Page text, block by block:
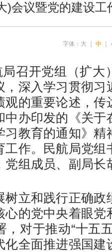
)会议暨党的建设工
字体： 大 中
开党组（扩大
，深入学习贯彻习
观的重要论述，传
中办印发的《关于
习教育的通知》精
工作。民航局党组
党组成员、副局长
立和践行正确政
心的党中央着眼党
对于推动“十五
化全面推进强国建